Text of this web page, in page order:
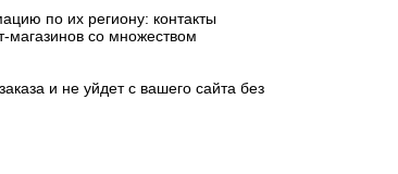
по их региону: контакты
магазинов со множеством
и не уйдет с вашего сайта без